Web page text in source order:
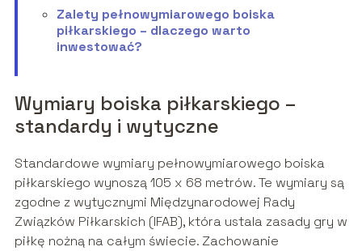
Zalety pełnowymiarowego boiska
piłkarskiego – dlaczego warto
inwestować?
Wymiary boiska piłkarskiego –
standardy i wytyczne
Standardowe wymiary pełnowymiarowego boiska
piłkarskiego wynoszą 105 x 68 metrów. Te wymiary są
zgodne z wytycznymi Międzynarodowej Rady
Związków Piłkarskich (IFAB), która ustala zasady gry w
piłkę nożną na całym świecie. Zachowanie